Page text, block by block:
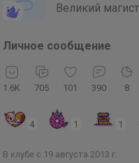
Великий
Личное сообщение
1.6K 705 101 390 8
4 1 1
В клубе с 19 августа 2013 г.